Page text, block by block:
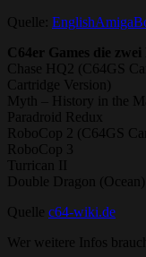
Quelle:
C64er Games die
Chase HQ2 (C64GS
Cartridge Version)
Myth – History in the
Paradroid Redux
RoboCop 2 (C64GS
RoboCop 3
Turrican II
Double Dragon (Ocean)
Quelle c64-wiki.de
Wer weitere Infos